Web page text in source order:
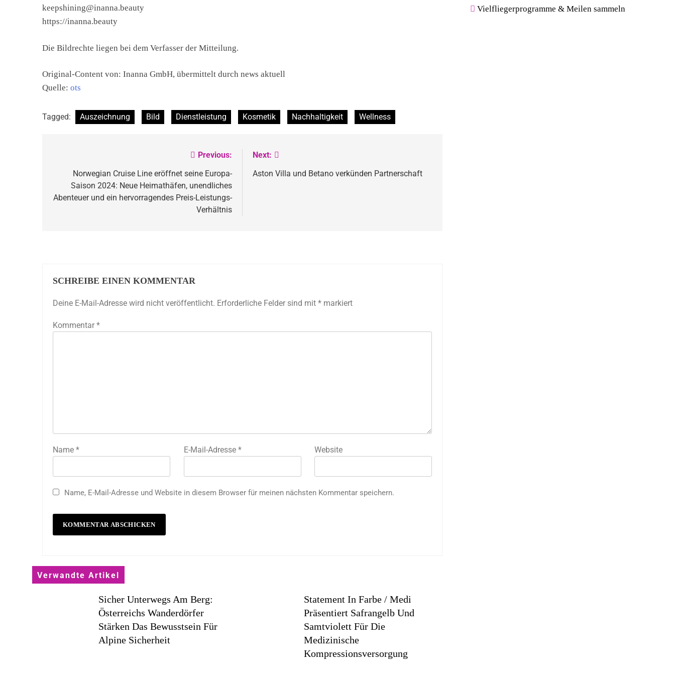
keepshining@inanna.beauty
https://inanna.beauty
Die Bildrechte liegen bei dem Verfasser der Mitteilung.
Original-Content von: Inanna GmbH, übermittelt durch news aktuell
Quelle: ots
Tagged: Auszeichnung Bild Dienstleistung Kosmetik Nachhaltigkeit Wellness
Previous:
Norwegian Cruise Line eröffnet seine Europa-
Saison 2024: Neue Heimathäfen, unendliches
Abenteuer und ein hervorragendes Preis-Leistungs-
Verhältnis
Next:
Aston Villa und Betano verkünden Partnerschaft
SCHREIBE EINEN KOMMENTAR
Deine E-Mail-Adresse wird nicht veröffentlicht. Erforderliche Felder sind mit * markiert
Kommentar *
Name * E-Mail-Adresse * Website
Name, E-Mail-Adresse und Website in diesem Browser für meinen nächsten Kommentar speichern.
Verwandte Artikel
Sicher Unterwegs Am Berg:
Österreichs Wanderdörfer
Stärken Das Bewusstsein Für
Alpine Sicherheit
Statement In Farbe / Medi
Präsentiert Safrangelb Und
Samtviolett Für Die
Medizinische
Kompressionsversorgung
Vielfliegerprogramme & Meilen sammeln